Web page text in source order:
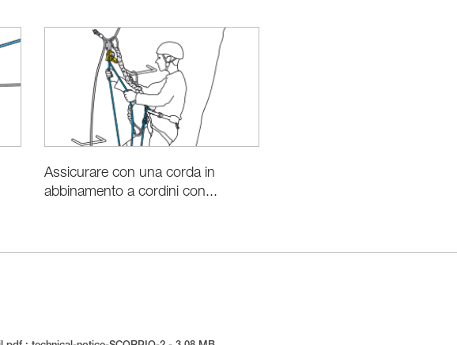
Assicurare con una corda in
abbinamento a cordini con...